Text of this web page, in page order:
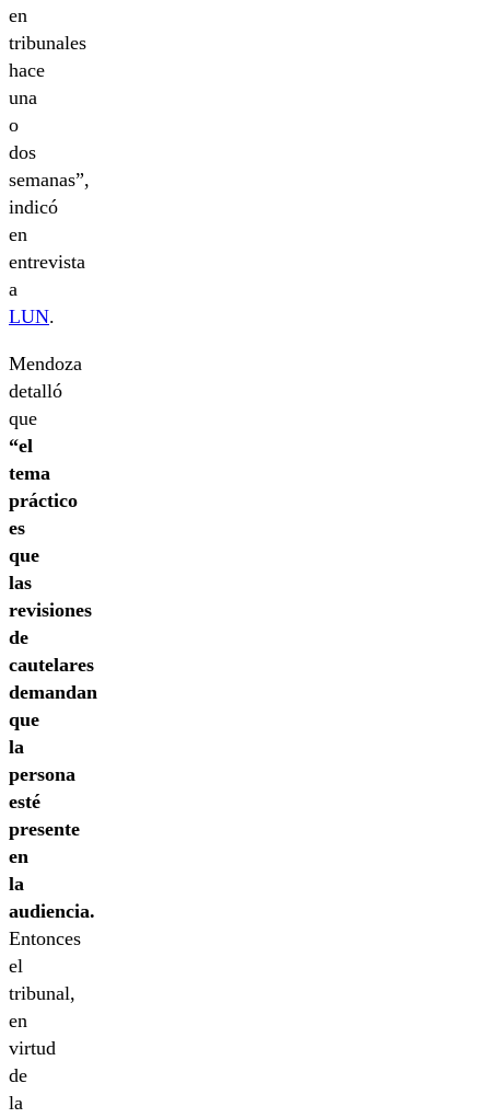
en
tribunales
hace
una
o
dos
semanas”,
indicó
en
entrevista
a
LUN.
Mendoza
detalló
que
“el
tema
práctico
es
que
las
revisiones
de
cautelares
demandan
que
la
persona
esté
presente
en
la
audiencia.
Entonces
el
tribunal,
en
virtud
de
la